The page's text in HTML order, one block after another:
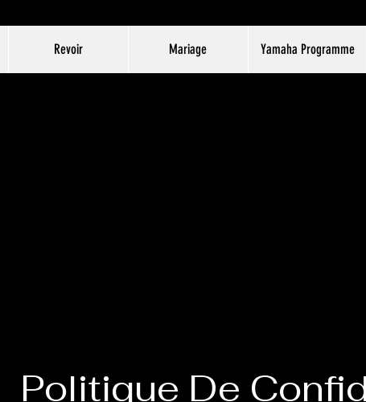
Revoir Mariage Yamaha Programme
Politique De